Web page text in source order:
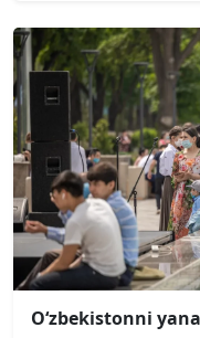
O‘zbekistonni